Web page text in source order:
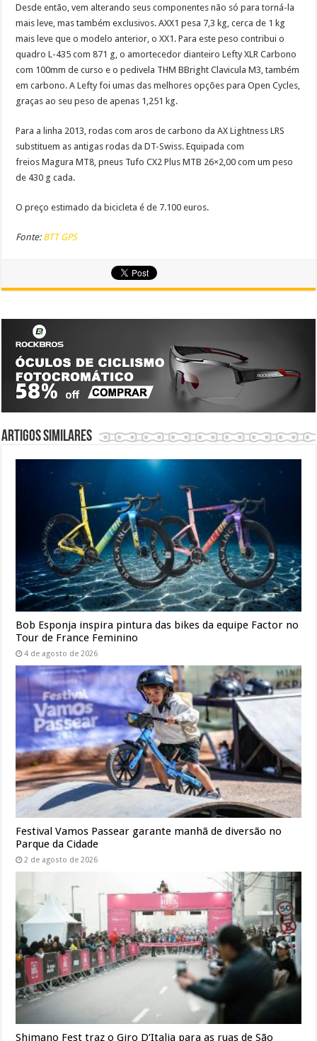
Desde então, vem alterando seus componentes não só para torná-la
mais leve, mas também exclusivos. AXX1 pesa 7,3 kg, cerca de 1 kg
mais leve que o modelo anterior, o XX1. Para este peso contribui o
quadro L-435 com 871 g, o amortecedor dianteiro Lefty XLR Carbono
com 100mm de curso e o pedivela THM BBright Clavicula M3, também
em carbono. A Lefty foi umas das melhores opções para Open Cycles,
graças ao seu peso de apenas 1,251 kg.
Para a linha 2013, rodas com aros de carbono da AX Lightness LRS
substituem as antigas rodas da DT-Swiss. Equipada com
freios Magura MT8, pneus Tufo CX2 Plus MTB 26×2,00 com um peso
de 430 g cada.
O preço estimado da bicicleta é de 7.100 euros.
Fonte: BTT GPS
Artigos similares
Bob Esponja inspira pintura das bikes da equipe Factor no
Tour de France Feminino
4 de agosto de 2026
Festival Vamos Passear garante manhã de diversão no
Parque da Cidade
2 de agosto de 2026
Shimano Fest traz o Giro D’Italia para as ruas de São